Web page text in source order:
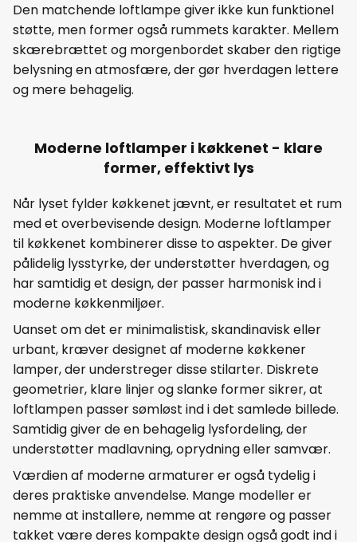
Den matchende loftlampe giver ikke kun funktionel
støtte, men former også rummets karakter. Mellem
skærebrættet og morgenbordet skaber den rigtige
belysning en atmosfære, der gør hverdagen lettere
og mere behagelig.
Moderne loftlamper i køkkenet - klare
former, effektivt lys
Når lyset fylder køkkenet jævnt, er resultatet et rum
med et overbevisende design. Moderne loftlamper
til køkkenet kombinerer disse to aspekter. De giver
pålidelig lysstyrke, der understøtter hverdagen, og
har samtidig et design, der passer harmonisk ind i
moderne køkkenmiljøer.
Uanset om det er minimalistisk, skandinavisk eller
urbant, kræver designet af moderne køkkener
lamper, der understreger disse stilarter. Diskrete
geometrier, klare linjer og slanke former sikrer, at
loftlampen passer sømløst ind i det samlede billede.
Samtidig giver de en behagelig lysfordeling, der
understøtter madlavning, oprydning eller samvær.
Værdien af moderne armaturer er også tydelig i
deres praktiske anvendelse. Mange modeller er
nemme at installere, nemme at rengøre og passer
takket være deres kompakte design også godt ind i